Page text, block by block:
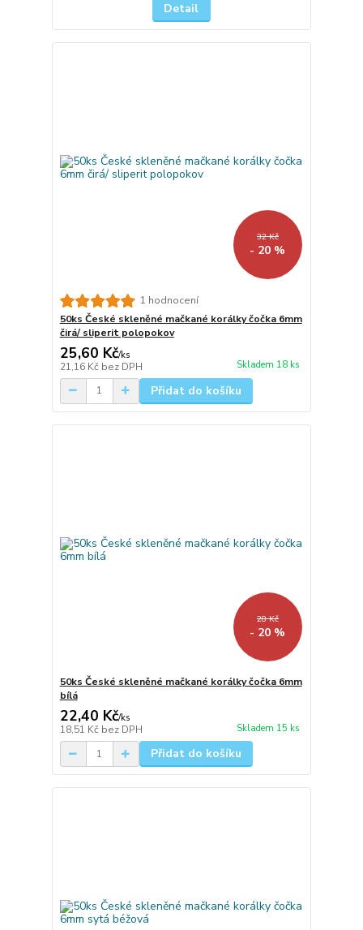
Detail
32 Kč
- 20 %
1 hodnocení
50ks České skleněné mačkané korálky čočka 6mm
čirá/ sliperit polopokov
25,60 Kč/ks
21,16 Kč bez DPH Skladem 18 ks
Přidat do košíku
28 Kč
- 20 %
50ks České skleněné mačkané korálky čočka 6mm
bílá
22,40 Kč/ks
18,51 Kč bez DPH Skladem 15 ks
Přidat do košíku